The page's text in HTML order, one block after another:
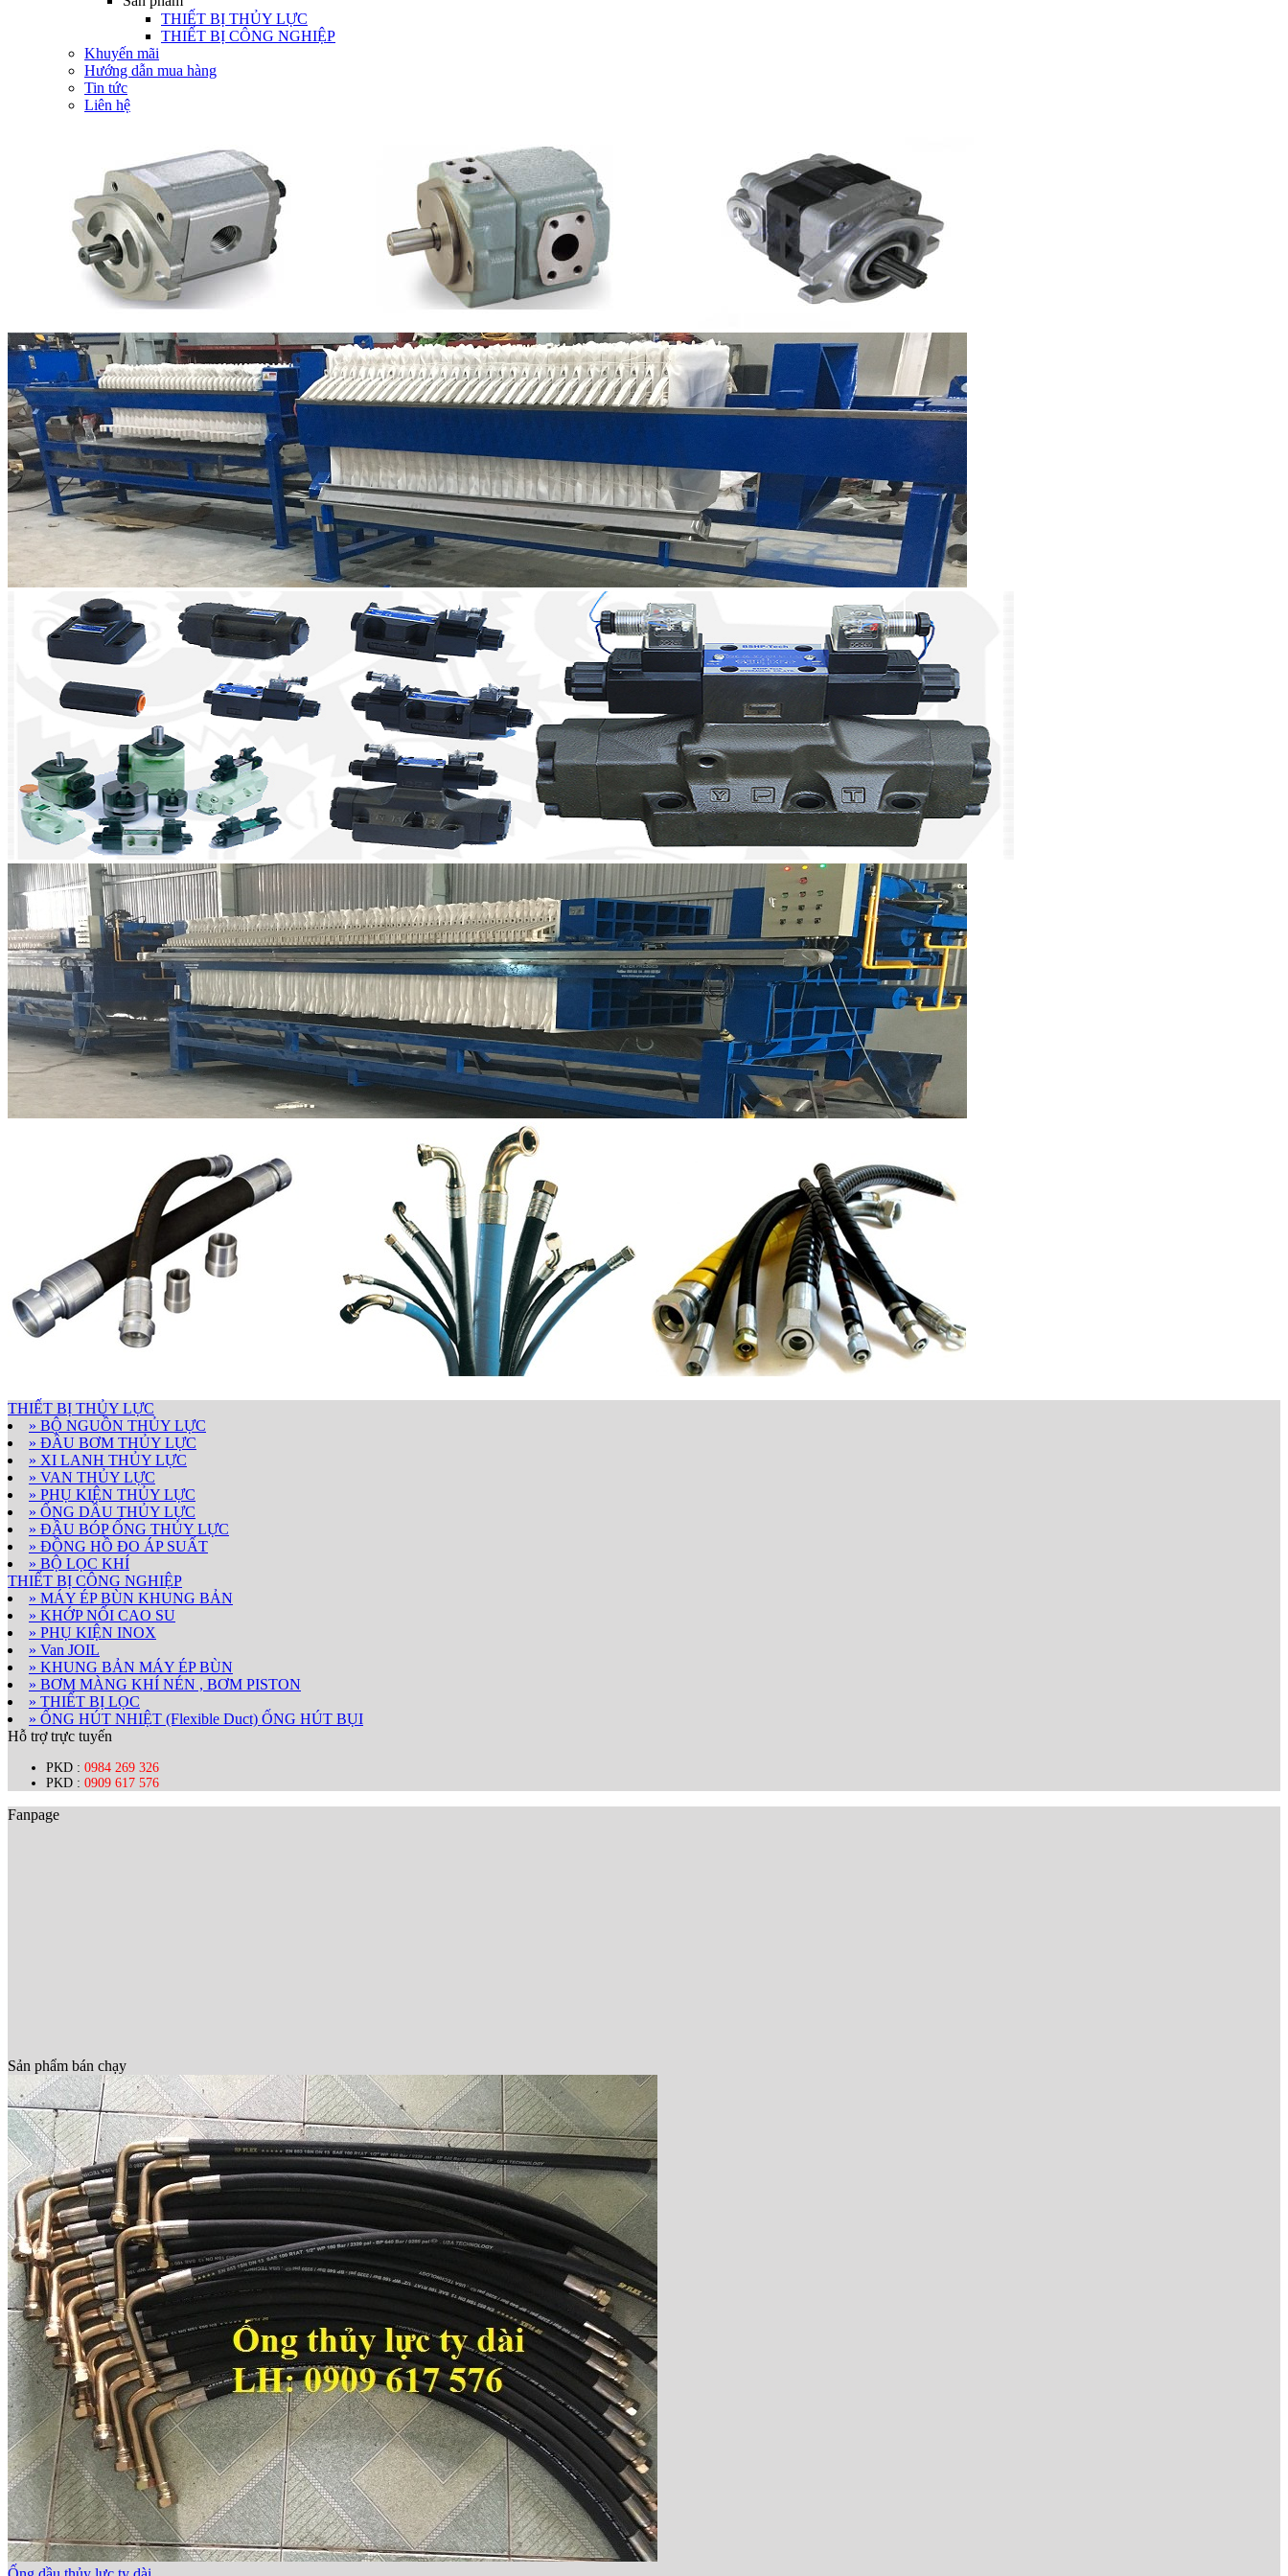
THIẾT BỊ THỦY LỰC
THIẾT BỊ CÔNG NGHIỆP
Khuyến mãi
Hướng dẫn mua hàng
Tin tức
Liên hệ
THIẾT BỊ THỦY LỰC
» BỘ NGUỒN THỦY LỰC
» ĐẦU BƠM THỦY LỰC
» XI LANH THỦY LỰC
» VAN THỦY LỰC
» PHỤ KIỆN THỦY LỰC
» ỐNG DẦU THỦY LỰC
» ĐẦU BÓP ỐNG THỦY LỰC
» ĐỒNG HỒ ĐO ÁP SUẤT
» BỘ LỌC KHÍ
THIẾT BỊ CÔNG NGHIỆP
» MÁY ÉP BÙN KHUNG BẢN
» KHỚP NỐI CAO SU
» PHỤ KIỆN INOX
» Van JOIL
» KHUNG BẢN MÁY ÉP BÙN
» BƠM MÀNG KHÍ NÉN , BƠM PISTON
» THIẾT BỊ LỌC
» ỐNG HÚT NHIỆT (Flexible Duct) ỐNG HÚT BỤI
Hỗ trợ trực tuyến
PKD : 0984 269 326
PKD : 0909 617 576
Fanpage
Sản phẩm bán chạy